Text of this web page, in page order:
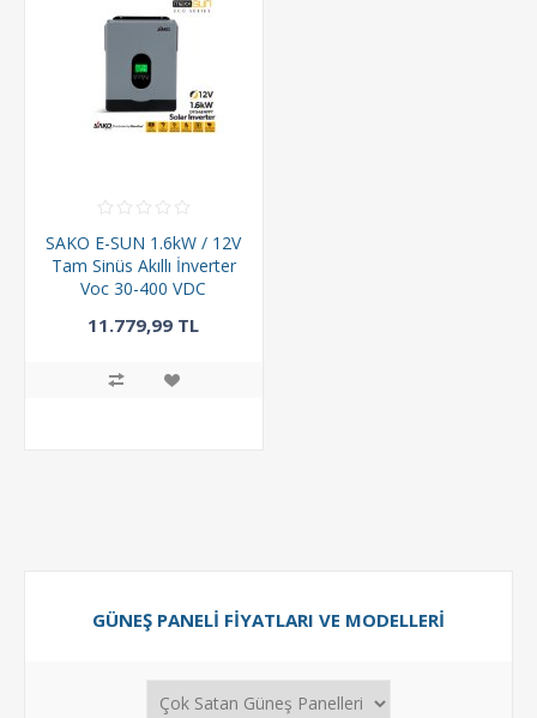
SAKO E-SUN 1.6kW / 12V
Tam Sinüs Akıllı İnverter
Voc 30-400 VDC
11.779,99 TL
GÜNEŞ PANELI FIYATLARI VE MODELLERI